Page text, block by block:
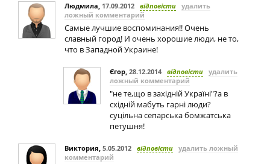
Людмила, 17.09.2012 відповісти удалить
ложный комментарий
Самые лучшие воспоминания!! Очень
славный город! И очень хорошие люди, не то,
что в Западной Украине!
Єгор, 28.12.2014 відповісти удалить
ложный комментарий
"не те,що в західній Україні"?а в
східній мабуть гарні люди?
суцільна сепарська бомжатська
петушня!
Виктория, 5.05.2012 відповісти удалить ложный
комментарий